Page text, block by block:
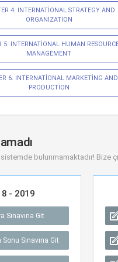
4: INTERNATİONAL STRATEGY AND
ORGANİZATİON
5: INTERNATİONAL HUMAN
MANAGEMENT
6: INTERNATİONAL MARKETİNG AND
PRODUCTİON
bulunmamaktadır! Bize
- 2019
Sınavına Git
Sonu Sınavına Git